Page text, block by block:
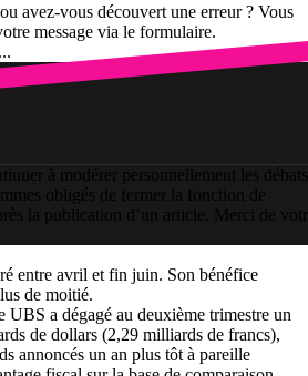
avez-vous découvert une erreur ? Vous
message via le formulaire.
à modérer personnellement les débats
obligés de fermer la fonction de
la publication d’un article. Merci de
entre avril et fin juin. Son bénéfice
de moitié.
UBS a dégagé au deuxième trimestre un
de dollars (2,29 milliards de francs),
annoncés un an plus tôt à pareille